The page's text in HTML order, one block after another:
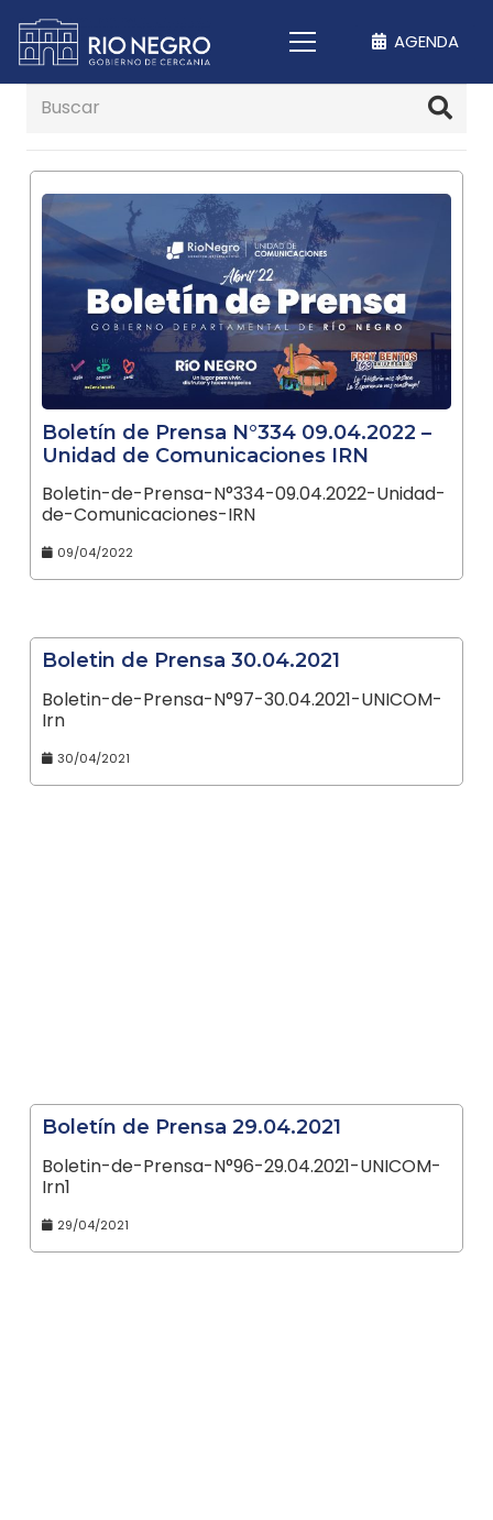
AGENDA
Boletín de Prensa N°334 09.04.2022 –
Unidad de Comunicaciones IRN
Boletin-de-Prensa-N°334-09.04.2022-Unidad-
de-Comunicaciones-IRN
09/04/2022
Boletin de Prensa 30.04.2021
Boletin-de-Prensa-N°97-30.04.2021-UNICOM-
Irn
30/04/2021
Boletín de Prensa 29.04.2021
Boletin-de-Prensa-N°96-29.04.2021-UNICOM-
Irn1
29/04/2021